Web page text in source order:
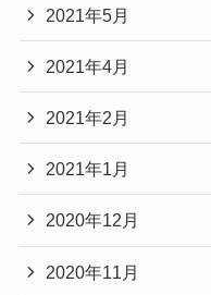
2021年5月
2021年4月
2021年2月
2021年1月
2020年12月
2020年11月